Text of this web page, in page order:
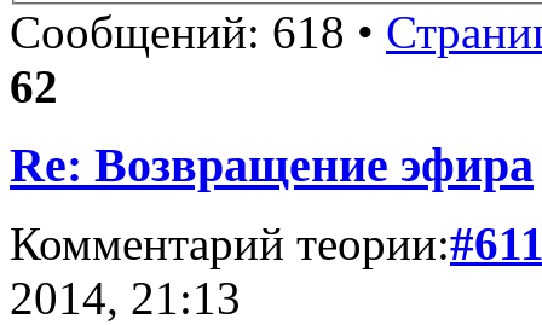
Сообщений: 618 •
62
Re: Возвращение эфира
Комментарий теории:
2014, 21:13